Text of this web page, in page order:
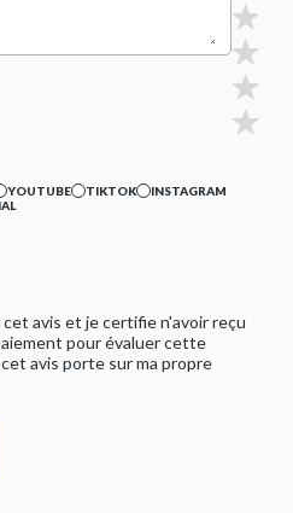
YOUTUBE TIKTOK
INSTAGRAM
avis et je certifie n'avoir reçu
pour évaluer cette
avis porte sur ma propre